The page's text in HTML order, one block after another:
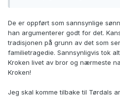
De er oppført som sannsynlige
han argumenterer godt for det.
tradisjonen på grunn av det som
familietragedie. Sannsynligvis tok
Kroken livet av bror og nærmeste
Kroken!
Jeg skal komme tilbake til Tørdals